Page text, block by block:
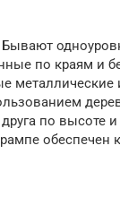
по краям и
по высоте
обеспечен